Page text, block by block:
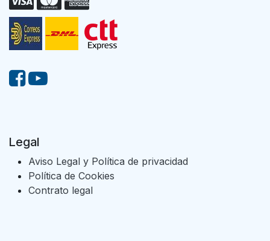
Legal
Aviso Legal y Política de privacidad
Política de Cookies
Contrato legal